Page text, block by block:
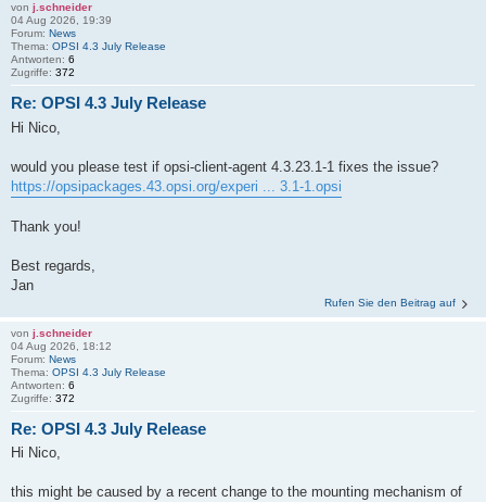
von j.schneider
04 Aug 2026, 19:39
Forum: News
Thema: OPSI 4.3 July Release
Antworten: 6
Zugriffe: 372
Re: OPSI 4.3 July Release
Hi Nico,
would you please test if opsi-client-agent 4.3.23.1-1 fixes the issue?
https://opsipackages.43.opsi.org/experi ... 3.1-1.opsi
Thank you!
Best regards,
Jan
Rufen Sie den Beitrag auf
von j.schneider
04 Aug 2026, 18:12
Forum: News
Thema: OPSI 4.3 July Release
Antworten: 6
Zugriffe: 372
Re: OPSI 4.3 July Release
Hi Nico,
this might be caused by a recent change to the mounting mechanism of